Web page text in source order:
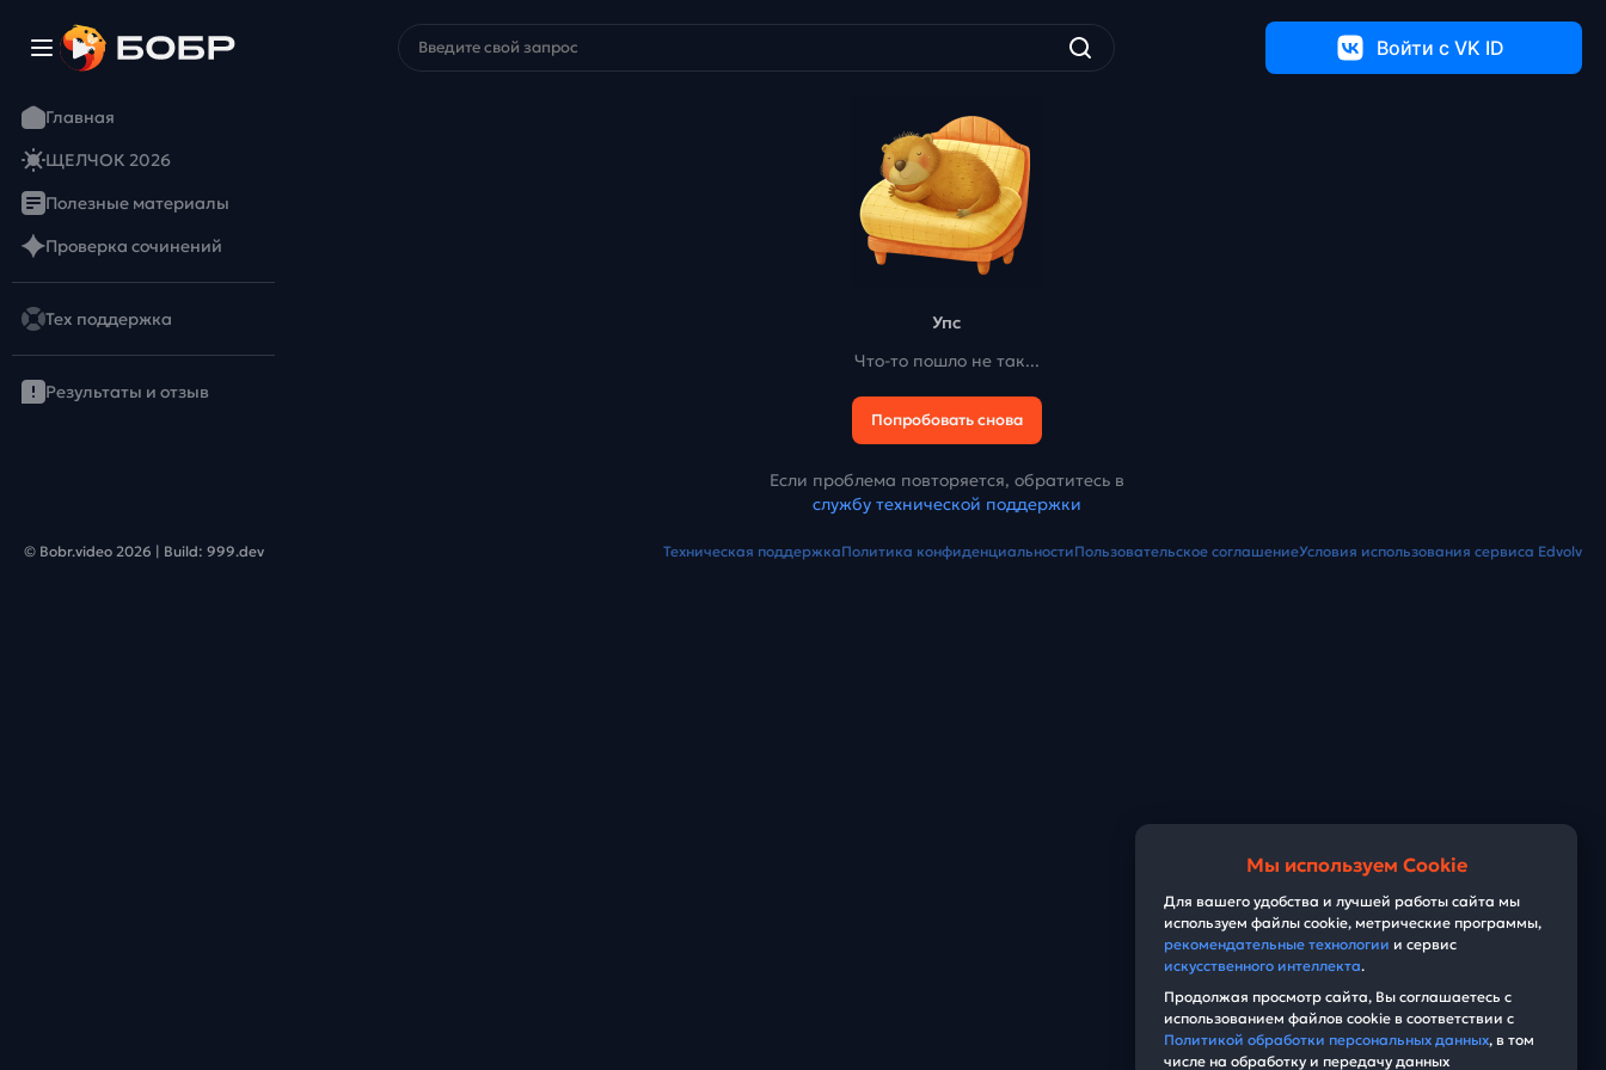
Войти c VK ID
Главная
ЩЕЛЧОК 2026
Полезные материалы
Проверка сочинений
Тех поддержка
Результаты и отзыв
Упс
Что-то пошло не так...
Попробовать снова
Если проблема повторяется, обратитесь в
службу технической поддержки
© Bobr.video 2026 | Build: 999.dev Техническая поддержкаПолитика конфиденциальностиПользовательское соглашениеУсловия использования сервиса Edvolv
Мы используем Cookie
Для вашего удобства и лучшей работы сайта мы
используем файлы cookie, метрические программы,
рекомендательные технологии и сервис
искусственного интеллекта.
Продолжая просмотр сайта, Вы соглашаетесь с
использованием файлов cookie в соответствии с
Политикой обработки персональных данных, в том
числе на обработку и передачу данных